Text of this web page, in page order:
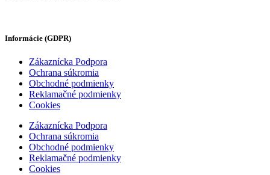
Informácie (GDPR)
Zákaznícka Podpora
Ochrana súkromia
Obchodné podmienky
Reklamačné podmienky
Cookies
Zákaznícka Podpora
Ochrana súkromia
Obchodné podmienky
Reklamačné podmienky
Cookies